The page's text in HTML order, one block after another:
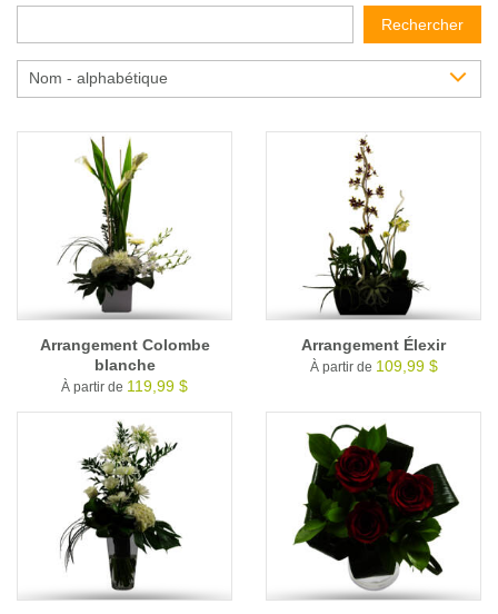
Conseils
Calendrier horticole
Rechercher
Nom - alphabétique
Arrangement Colombe
blanche
À partir de 119,99 $
Arrangement Élexir
À partir de 109,99 $